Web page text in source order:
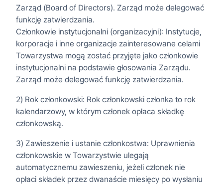
Zarząd (Board of Directors). Zarząd może delegować
funkcję zatwierdzania.
Członkowie instytucjonalni (organizacyjni): Instytucje,
korporacje i inne organizacje zainteresowane celami
Towarzystwa mogą zostać przyjęte jako członkowie
instytucjonalni na podstawie głosowania Zarządu.
Zarząd może delegować funkcję zatwierdzania.
2) Rok członkowski: Rok członkowski członka to rok
kalendarzowy, w którym członek opłaca składkę
członkowską.
3) Zawieszenie i ustanie członkostwa: Uprawnienia
członkowskie w Towarzystwie ulegają
automatycznemu zawieszeniu, jeżeli członek nie
opłaci składek przez dwanaście miesięcy po wysłaniu